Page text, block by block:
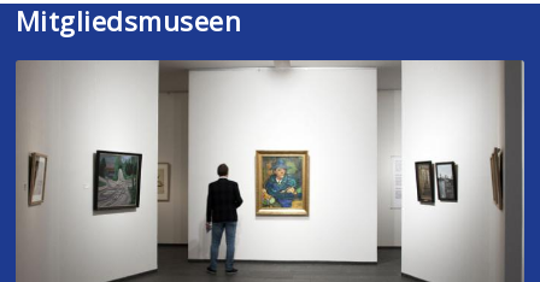
Mitgliedsmuseen